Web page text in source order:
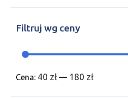
Filtruj wg ceny
Cena: 40 zł — 180 zł